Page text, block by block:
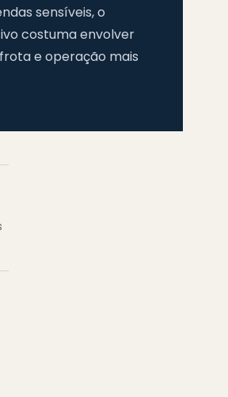
sensíveis, o
costuma envolver
e operação mais